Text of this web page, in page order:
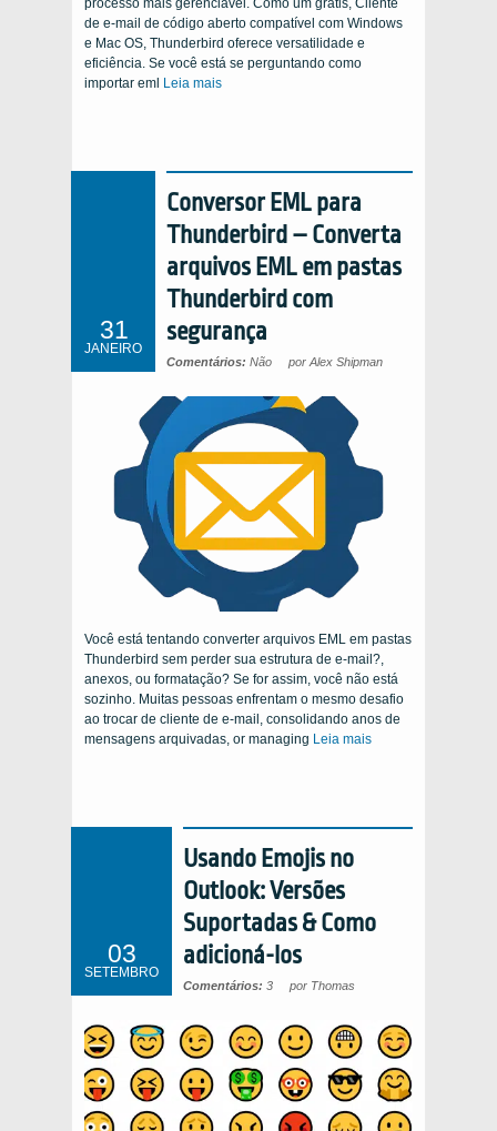
de e-mail de código aberto compatível com Windows
e Mac OS, Thunderbird oferece versatilidade e
eficiência. Se você está se perguntando como
importar eml Leia mais
31
JANEIRO
Conversor EML para
Thunderbird – Converta
arquivos EML em pastas
Thunderbird com
segurança
Comentários: Não por Alex Shipman
Você está tentando converter arquivos EML em pastas
Thunderbird sem perder sua estrutura de e-mail?,
anexos, ou formatação? Se for assim, você não está
sozinho. Muitas pessoas enfrentam o mesmo desafio
ao trocar de cliente de e-mail, consolidando anos de
mensagens arquivadas, or managing Leia mais
03
SETEMBRO
Usando Emojis no
Outlook: Versões
Suportadas & Como
adicioná-los
Comentários: 3 por Thomas